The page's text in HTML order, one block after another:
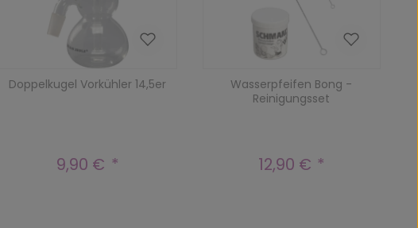
Doppelkugel Vorkühler 14,5er
Regulärer Preis:
9,90 €
Wasserpfeifen Bong -
Reinigungsset
Regulärer Preis:
12,90 €